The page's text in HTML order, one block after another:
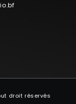
droit réservés